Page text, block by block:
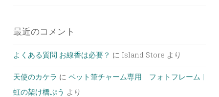
最近のコメント
よくある質問 お線香は必要？ に Island Store より
天使のカケラ に ペット筆チャーム専用 フォトフレーム |
虹の架け橋ぷう より